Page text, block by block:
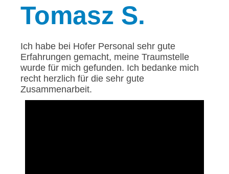
Tomasz S.
Ich habe bei Hofer Personal sehr gute
Erfahrungen gemacht, meine Traumstelle
wurde für mich gefunden. Ich bedanke mich
recht herzlich für die sehr gute
Zusammenarbeit.